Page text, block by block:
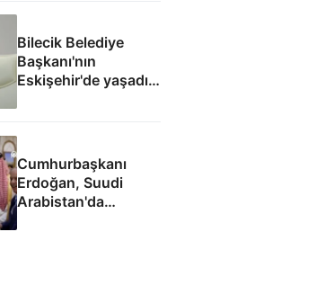
Bilecik Belediye
Başkanı'nın
Eskişehir'de yaşadığı
Cumhurbaşkanı
Erdoğan, Suudi
Arabistan'da